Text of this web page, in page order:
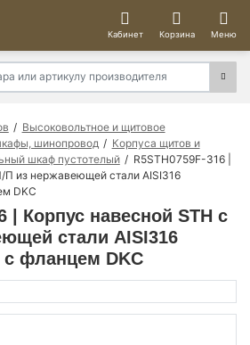
Кабинет Корзина Меню
Высоковольтное и щитовое
шинопровод
Корпуса щитов и
шкаф пустотелый
R5STH0759F-316 |
П из нержавеющей стали AISI316
DKC
| Корпус навесной STH с
стали AISI316
с фланцем DKC